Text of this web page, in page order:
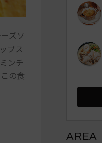
ズソ
プス
ンチ
の食
AREA